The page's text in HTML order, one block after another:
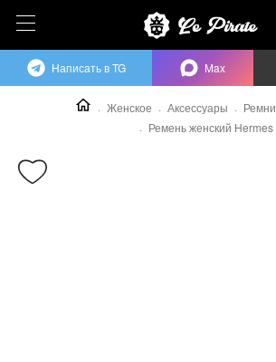
Женское Аксессуары Ремни
Ремень женский Hermes
Написать в TG Max